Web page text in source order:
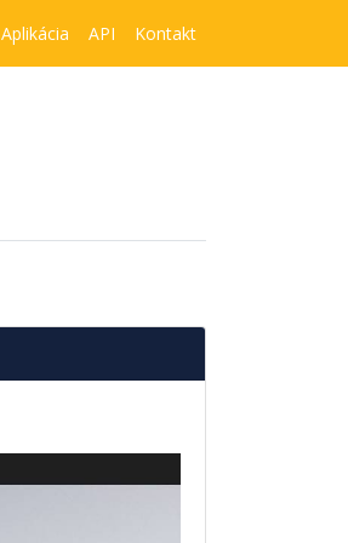
Aplikácia API Kontakt